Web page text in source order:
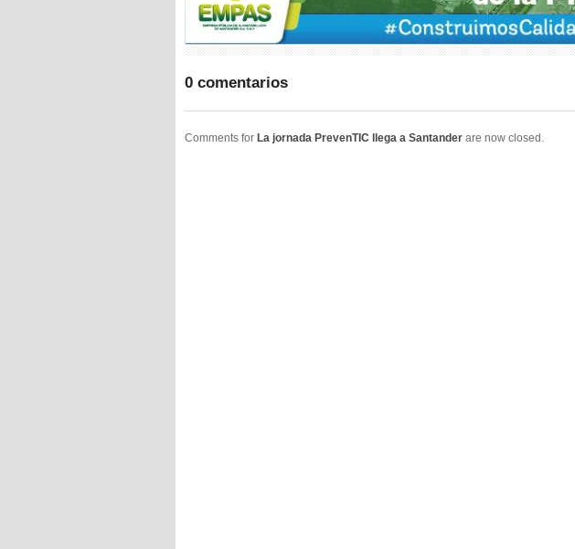
0 comentarios
Comments for La jornada PrevenTIC llega a Santander are now closed.